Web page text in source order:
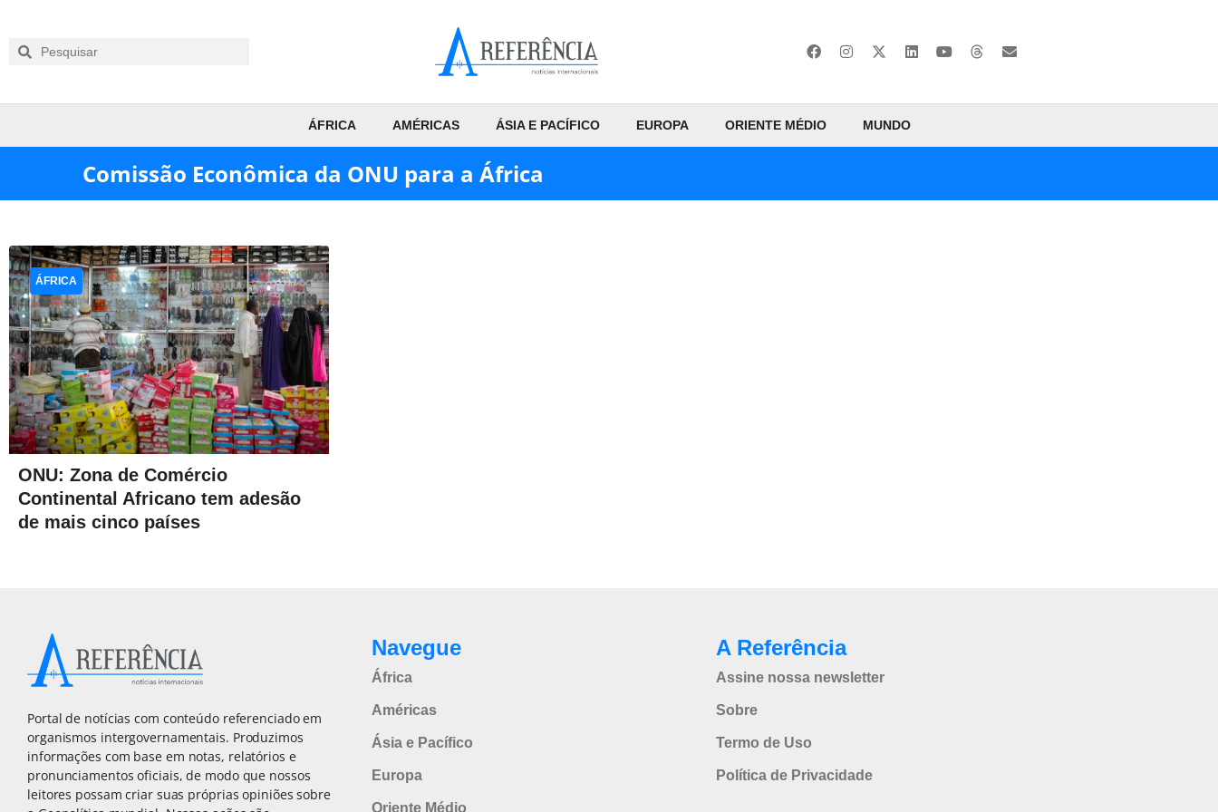
ÁFRICA AMÉRICAS ÁSIA E PACÍFICO EUROPA ORIENTE MÉDIO MUNDO
Comissão Econômica da ONU para a África
ONU: Zona de Comércio
Continental Africano tem adesão
de mais cinco países
ÁFRICA
Portal de notícias com conteúdo referenciado em
organismos intergovernamentais. Produzimos
informações com base em notas, relatórios e
pronunciamentos oficiais, de modo que nossos
leitores possam criar suas próprias opiniões sobre
Navegue
África
Américas
Ásia e Pacífico
Europa
Oriente Médio
A Referência
Assine nossa newsletter
Sobre
Termo de Uso
Política de Privacidade